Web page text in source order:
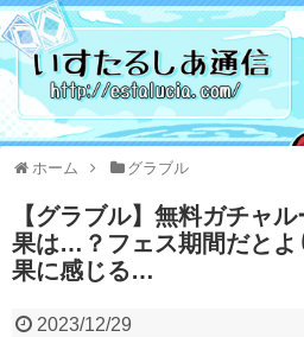
ホーム グラブル
【グラブル】無料ガチャ
果は…？フェス期間だとよ
果に感じる…
2023/12/29